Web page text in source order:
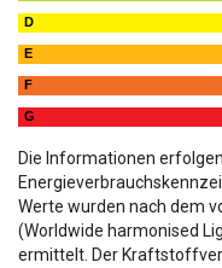
D
E
F
G
Die Informationen
Werte wurden nach dem
(Worldwide harmonised
ermittelt. Der